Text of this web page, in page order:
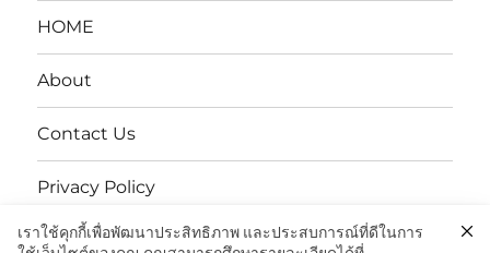
HOME
About
Contact Us
Privacy Policy
นโยบายความเป็นส่วนตัว
เราใช้คุกกี้เพื่อพัฒนาประสิทธิภาพ และประสบการณ์ที่ดีในการ